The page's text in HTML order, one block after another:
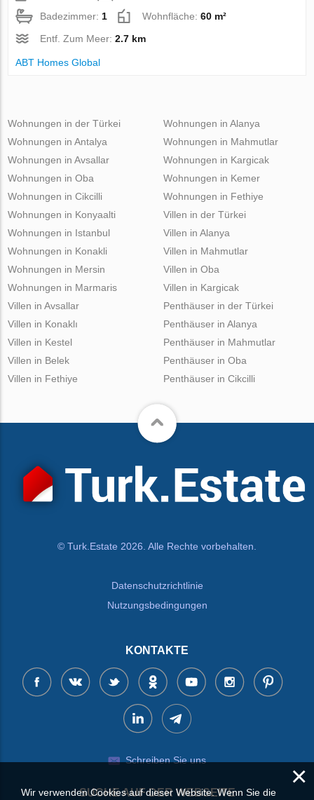
Badezimmer: 1 Wohnfläche:60 m²
Entf. Zum Meer:2.7 km
ABT Homes Global
Wohnungen in der Türkei
Wohnungen in Antalya
Wohnungen in Avsallar
Wohnungen in Oba
Wohnungen in Cikcilli
Wohnungen in Alanya
Wohnungen in Mahmutlar
Wohnungen in Kargicak
Wohnungen in Kemer
Wohnungen in Fethiye
Wohnungen in Konyaalti
Wohnungen in Istanbul
Wohnungen in Konakli
Wohnungen in Mersin
Wohnungen in Marmaris
Villen in der Türkei
Villen in Alanya
Villen in Mahmutlar
Villen in Oba
Villen in Kargicak
Villen in Avsallar
Villen in Konaklı
Villen in Kestel
Villen in Belek
Villen in Fethiye
Penthäuser in der Türkei
Penthäuser in Alanya
Penthäuser in Mahmutlar
Penthäuser in Oba
Penthäuser in Cikcilli
© Turk.Estate 2026. Alle Rechte vorbehalten.
Datenschutzrichtlinie
Nutzungsbedingungen
KONTAKTE
Schreiben Sie uns
SUCHE AUF DER WEBSEITE
×
Wir verwenden Cookies auf dieser Website. Wenn Sie die